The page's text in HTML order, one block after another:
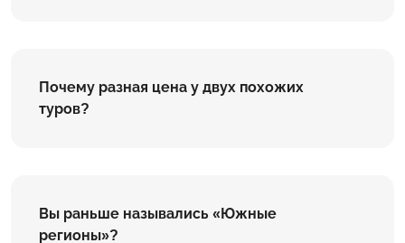
Почему разная цена у двух похожих
туров?
Вы раньше назывались «Южные
регионы»?